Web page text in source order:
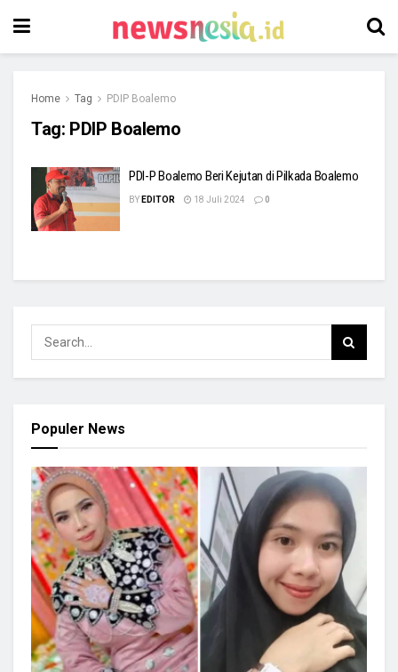
Home Tag PDIP Boalemo
Tag: PDIP Boalemo
PDI-P Boalemo Beri Kejutan di Pilkada Boalemo
BY EDITOR 18 Juli 2024 0
Populer News